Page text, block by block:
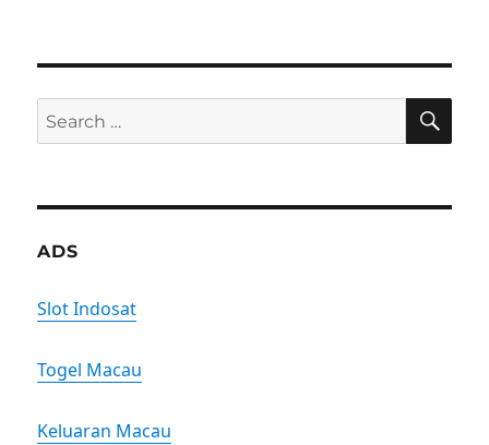
Search
for:
ADS
Slot Indosat
Togel Macau
Keluaran Macau